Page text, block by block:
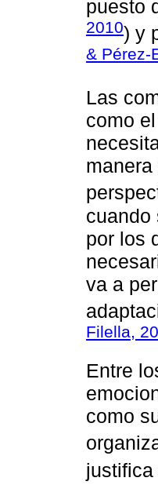
puesto
2010) y
& Pérez-
Las
como
cuando
por los
va a
Filella,
Entre
como